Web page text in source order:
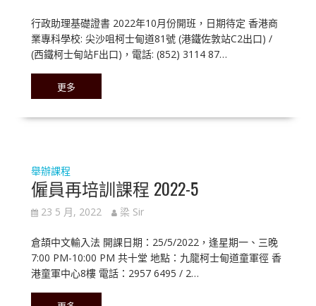
行政助理基礎證書 2022年10月份開班，日期待定 香港商
業專科學校: 尖沙咀柯士甸道81號 (港鐵佐敦站C2出口) /
(西鐵柯士甸站F出口)，電話: (852) 3114 87…
更多
舉辦課程
僱員再培訓課程 2022-5
23 5 月, 2022 梁 Sir
倉頡中文輸入法 開課日期：25/5/2022，逢星期一、三晚
7:00 PM-10:00 PM 共十堂 地點：九龍柯士甸道童軍徑 香
港童軍中心8樓 電話：2957 6495 / 2…